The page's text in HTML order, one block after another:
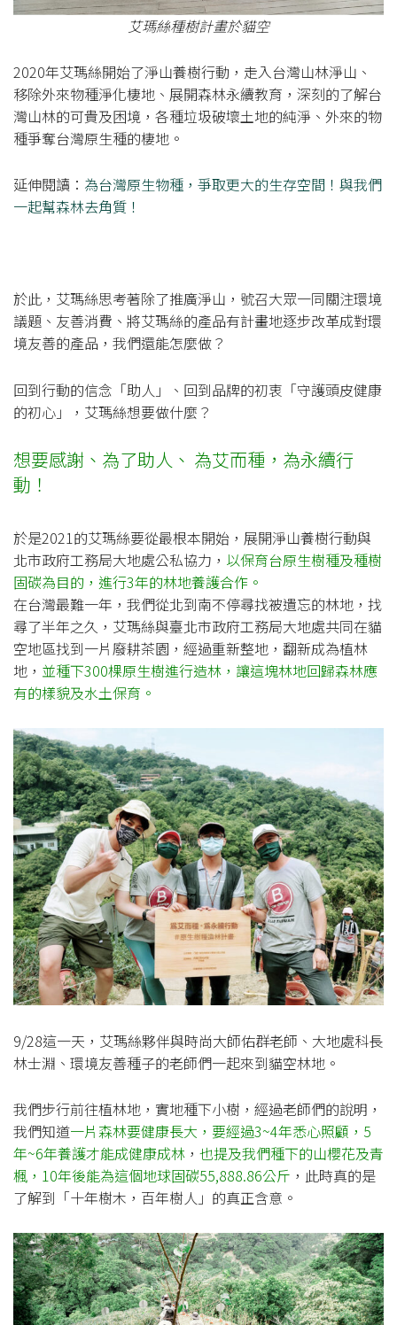
艾瑪絲種樹計畫於貓空
2020年艾瑪絲開始了淨山養樹行動，走入台灣山林淨山、
移除外來物種淨化棲地、展開森林永續教育，深刻的了解台
灣山林的可貴及困境，各種垃圾破壞土地的純淨、外來的物
種爭奪台灣原生種的棲地。
延伸閱讀： 為台灣原生物種，爭取更大的生存空間！與我們
一起幫森林去角質！
於此，艾瑪絲思考著除了推廣淨山，號召大眾一同關注環境
議題、友善消費、將艾瑪絲的產品有計畫地逐步改革成對環
境友善的產品，我們還能怎麼做？
回到行動的信念「助人」、回到品牌的初衷「守護頭皮健康
的初心」，艾瑪絲想要做什麼？
想要感謝、為了助人、 為艾而種，為永續行
動！
於是2021的艾瑪絲要從最根本開始，展開淨山養樹行動與
北市政府工務局大地處公私協力， 以保育台原生樹種及種樹
固碳為目的，進行3年的林地養護合作。
在台灣最難一年，我們從北到南不停尋找被遺忘的林地，找
尋了半年之久，艾瑪絲與臺北市政府工務局大地處共同在貓
空地區找到一片廢耕茶園，經過重新整地，翻新成為植林
地， 並種下300棵原生樹進行造林，讓這塊林地回歸森林應
有的樣貌及水土保育。
9/28這一天，艾瑪絲夥伴與時尚大師佑群老師、大地處科長
林士淵、環境友善種子的老師們一起來到貓空林地。
我們步行前往植林地，實地種下小樹，經過老師們的說明，
我們知道一片森林要健康長大，要經過3~4年悉心照顧，5
年~6年養護才能成健康成林 ， 也提及我們種下的山櫻花及青
楓，10年後能為這個地球固碳55,888.86公斤 ，此時真的是
了解到「十年樹木，百年樹人」的真正含意。